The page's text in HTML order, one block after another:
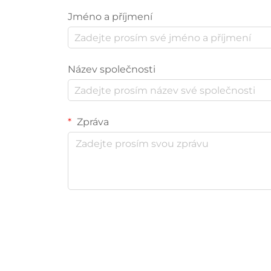
Jméno a příjmení
Název společnosti
Zpráva